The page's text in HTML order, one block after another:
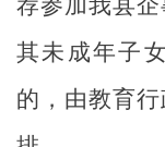
荐参加我县企
其未成年子
的，由教育